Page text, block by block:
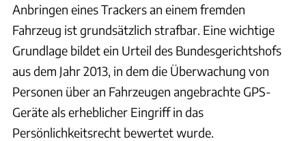
Anbringen eines Trackers an einem fremden
Fahrzeug ist grundsätzlich strafbar. Eine wichtige
Grundlage bildet ein Urteil des Bundesgerichtshofs
aus dem Jahr 2013, in dem die Überwachung von
Personen über an Fahrzeugen angebrachte GPS-
Geräte als erheblicher Eingriff in das
Persönlichkeitsrecht bewertet wurde.